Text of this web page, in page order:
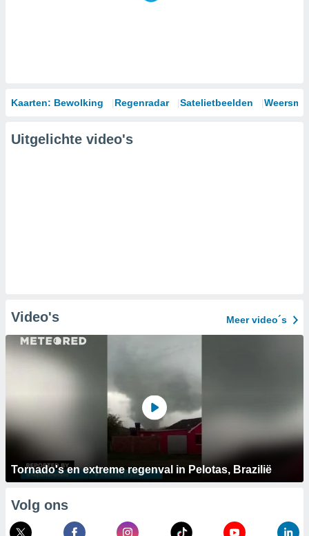
Kaarten: Bewolking Regenradar Satelietbeelden
Uitgelichte video's
Video's Meer video´s
Tornado's en extreme regenval in Pelotas, Brazilië
Volg ons